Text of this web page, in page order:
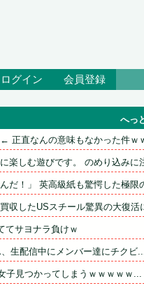
ログイン 会員登録
へっ
正直なんの意味もなかった件ｗ
楽しむ遊びです。 のめり込みに
だ！」 英高級紙も驚愕した極限
収したUSスチール驚異の大復活
てサヨナラ負けｗ
生配信中にメンバー達にチクビ...
子見つかってしまうｗｗｗｗｗ...